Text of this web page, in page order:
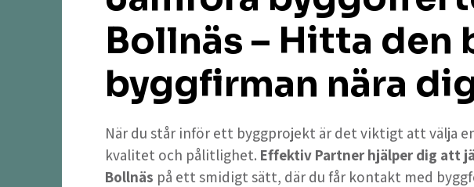
Bollnäs – Hitta den
byggfirman nära
När du står inför ett byggprojekt är det viktigt att välja
kvalitet och pålitlighet. Effektiv Partner hjälper dig att
Bollnäs på ett smidigt sätt, där du får kontakt med